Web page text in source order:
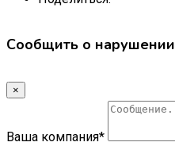
Сообщить о нарушении
×
Ваша компания*